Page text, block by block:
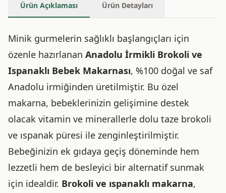
Ürün Açıklaması Ürün Detayları
Minik gurmelerin sağlıklı başlangıçları için
özenle hazırlanan Anadolu İrmikli Brokoli ve
Ispanaklı Bebek Makarnası, %100 doğal ve saf
Anadolu irmiğinden üretilmiştir. Bu özel
makarna, bebeklerinizin gelişimine destek
olacak vitamin ve minerallerle dolu taze brokoli
ve ıspanak püresi ile zenginleştirilmiştir.
Bebeğinizin ek gıdaya geçiş döneminde hem
lezzetli hem de besleyici bir alternatif sunmak
için idealdir. Brokoli ve ıspanaklı makarna,